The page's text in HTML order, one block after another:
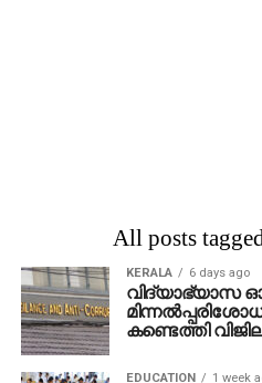
All posts
KERALA 6 days ago
വിദ്യാഭ്യാസ
കണ്ടെത്തി
EDUCATION 1 week